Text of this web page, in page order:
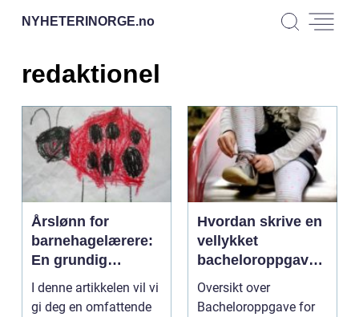
NYHETERINORGE.no
redaktionel
Årslønn for
barnehagelærere:
En grundig
oversikt
I denne artikkelen vil vi
gi deg en omfattende
Hvordan skrive en
vellykket
bacheloroppgave
som
barnehagelærer
Oversikt over
Bacheloroppgave for